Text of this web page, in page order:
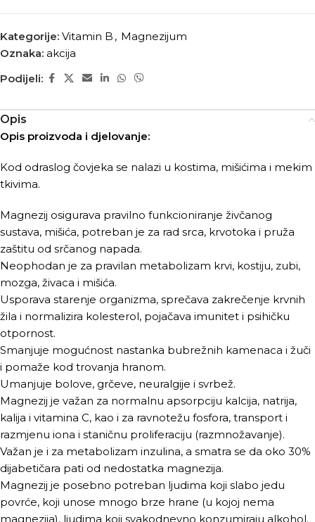
Kategorije: Vitamin B , Magnezijum
Oznaka: akcija
Podijeli:
Opis
Opis proizvoda i djelovanje:
Kod odraslog čovjeka se nalazi u kostima, mišićima i mekim
tkivima.
Magnezij osigurava pravilno funkcioniranje živčanog
sustava, mišića, potreban je za rad srca, krvotoka i pruža
zaštitu od srčanog napada.
Neophodan je za pravilan metabolizam krvi, kostiju, zubi,
mozga, živaca i mišića.
Usporava starenje organizma, sprečava zakrečenje krvnih
žila i normalizira kolesterol, pojačava imunitet i psihičku
otpornost.
Smanjuje mogućnost nastanka bubrežnih kamenaca i žuči
i pomaže kod trovanja hranom.
Umanjuje bolove, grčeve, neuralgije i svrbež.
Magnezij je važan za normalnu apsorpciju kalcija, natrija,
kalija i vitamina C, kao i za ravnotežu fosfora, transport i
razmjenu iona i staničnu proliferaciju (razmnožavanje).
Važan je i za metabolizam inzulina, a smatra se da oko 30%
dijabetičara pati od nedostatka magnezija.
Magnezij je posebno potreban ljudima koji slabo jedu
povrće, koji unose mnogo brze hrane (u kojoj nema
magnezija), ljudima koji svakodnevno konzumiraju alkohol.